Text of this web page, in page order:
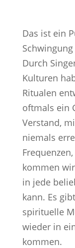
Das ist ein
Durch
Kulturen
Ritualen
oftmals ein
Verstand,
niemals
kommen
in jede
kann. Es
spirituelle
wieder in
kommen.